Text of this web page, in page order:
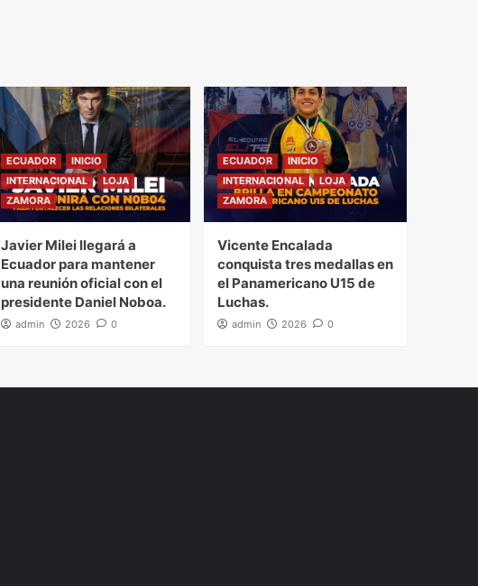
ECUADOR
INICIO
INTERNACIONAL
LOJA
ZAMORA
Javier Milei llegará a
Ecuador para mantener
una reunión oficial con el
presidente Daniel Noboa.
admin 2026 0
ECUADOR
INICIO
INTERNACIONAL
LOJA
ZAMORA
Vicente Encalada
conquista tres medallas en
el Panamericano U15 de
Luchas.
admin 2026 0